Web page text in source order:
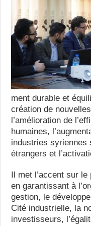
ment durable et
création de
l’amélioration de
humaines,
industries syriennes
étrangers et
Il met l’accent sur le
en garantissant à
gestion, le
Cité industrielle, la
investisseurs,